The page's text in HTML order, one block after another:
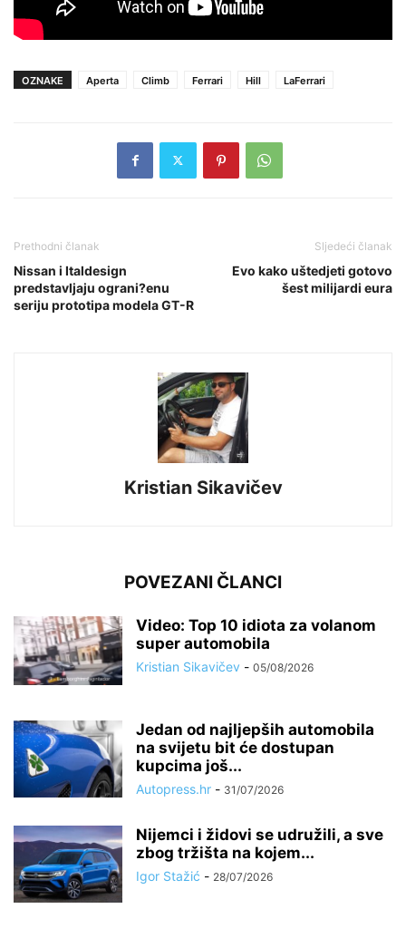
OZNAKE Aperta Climb Ferrari Hill LaFerrari
Prethodni članak
Nissan i Italdesign
predstavljaju ograni?enu
seriju prototipa modela GT-R
Sljedeći članak
Evo kako uštedjeti gotovo
šest milijardi eura
Kristian Sikavičev
POVEZANI ČLANCI
Video: Top 10 idiota za volanom
super automobila
Kristian Sikavičev - 05/08/2026
Jedan od najljepših automobila
na svijetu bit će dostupan
kupcima još...
Autopress.hr - 31/07/2026
Nijemci i židovi se udružili, a sve
zbog tržišta na kojem...
Igor Stažić - 28/07/2026